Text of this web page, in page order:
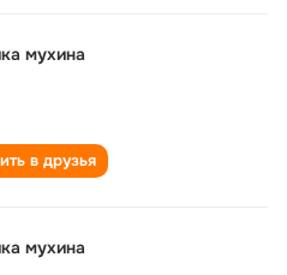
мухина
в друзья
мухина